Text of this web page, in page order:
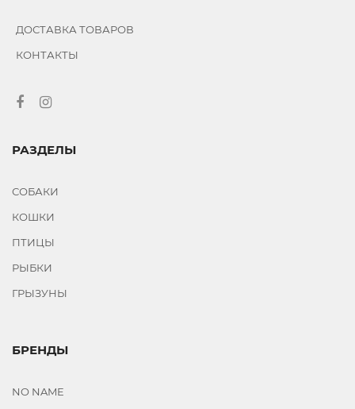
ДОСТАВКА ТОВАРОВ
КОНТАКТЫ
РАЗДЕЛЫ
СОБАКИ
КОШКИ
ПТИЦЫ
РЫБКИ
ГРЫЗУНЫ
БРЕНДЫ
NO NAME